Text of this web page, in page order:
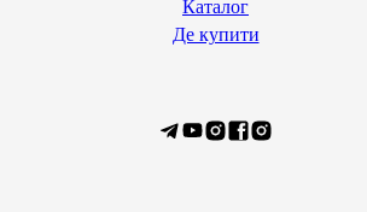
Каталог
Де купити